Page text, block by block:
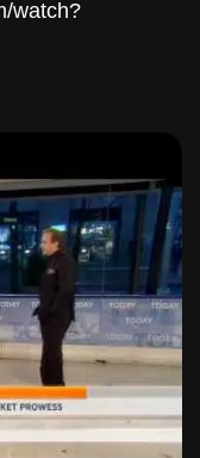
watch?